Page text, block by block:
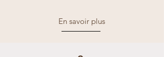
En savoir plus